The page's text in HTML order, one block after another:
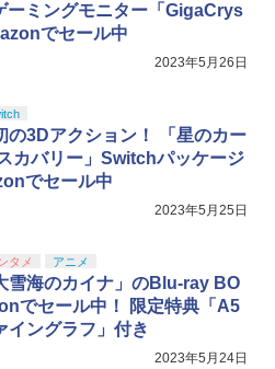
ーミングモニター「GigaCrys
でセール中
2023年5月26日
の3Dアクション！ 「星のカー
カバリー」Switchパッケージ
でセール中
2023年5月25日
タメ アニメ
雪海のカイナ」のBlu-ray BO
でセール中！ 限定特典「A5
イングラフ」付き
2023年5月24日